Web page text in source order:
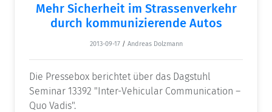
Mehr Sicherheit im Strassenverkehr
durch kommunizierende Autos
2013-09-17 / Andreas Dolzmann
Die Pressebox berichtet über das Dagstuhl
Seminar 13392 "Inter-Vehicular Communication –
Quo Vadis".